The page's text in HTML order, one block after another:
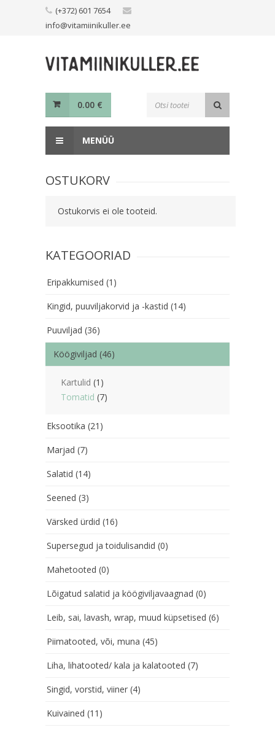
(+372) 601 7654
info@vitamiinikuller.ee
0.00 €
MENÜÜ
OSTUKORV
Ostukorvis ei ole tooteid.
KATEGOORIAD
Eripakkumised (1)
Kingid, puuviljakorvid ja -kastid (14)
Puuviljad (36)
Köögiviljad (46)
Kartulid (1)
Tomatid (7)
Eksootika (21)
Marjad (7)
Salatid (14)
Seened (3)
Värsked ürdid (16)
Supersegud ja toidulisandid (0)
Mahetooted (0)
Lõigatud salatid ja köögiviljavaagnad (0)
Leib, sai, lavash, wrap, muud küpsetised (6)
Piimatooted, või, muna (45)
Liha, lihatooted/ kala ja kalatooted (7)
Singid, vorstid, viiner (4)
Kuivained (11)